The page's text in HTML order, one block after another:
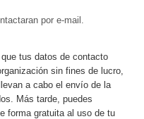
por e-mail.
tus datos de contacto
sin fines de lucro,
a cabo el envío de la
Más tarde, puedes
forma gratuita al uso de tu